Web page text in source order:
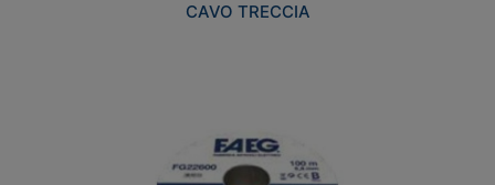
CAVO TRECCIA